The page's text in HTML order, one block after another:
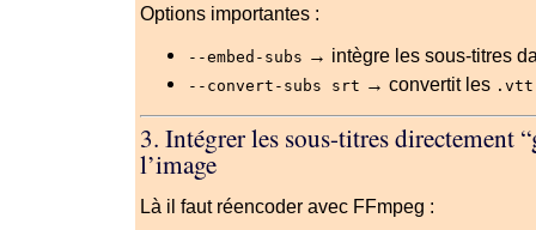
Options importantes :
--embed-subs → intègre les sous-titres
--convert-subs srt → convertit les .vtt
3. Intégrer les sous-titres directement
l’image
Là il faut réencoder avec FFmpeg :